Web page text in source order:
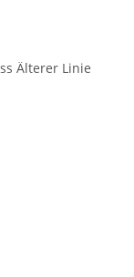
Älterer Linie